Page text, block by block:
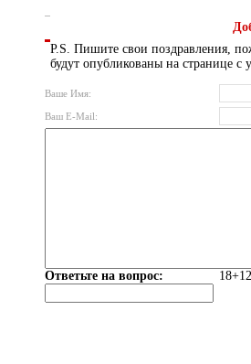
P.S. Пишите свои поздравления,
будут опубликованы на странице с
Ваше Имя:
Ваш E-Mail:
Ответьте на вопрос: